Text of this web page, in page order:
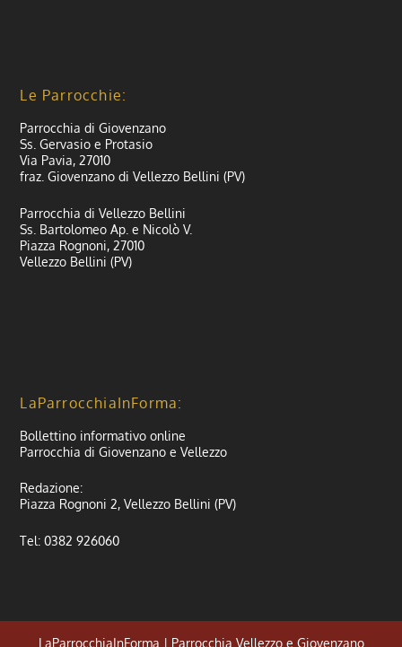
Le Parrocchie:
Parrocchia di Giovenzano
Ss. Gervasio e Protasio
Via Pavia, 27010
fraz. Giovenzano di Vellezzo Bellini (PV)
Parrocchia di Vellezzo Bellini
Ss. Bartolomeo Ap. e Nicolò V.
Piazza Rognoni, 27010
Vellezzo Bellini (PV)
LaParrocchiaInForma:
Bollettino informativo online
Parrocchia di Giovenzano e Vellezzo
Redazione:
Piazza Rognoni 2, Vellezzo Bellini (PV)
Tel: 0382 926060
LaParrocchiaInForma | Parrocchia Vellezzo e Giovenzano